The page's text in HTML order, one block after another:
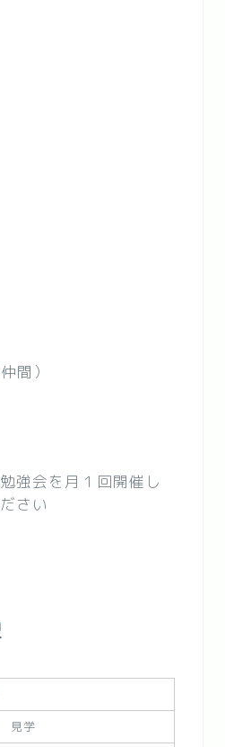
間）
強会を月１回開催し
さい
見学